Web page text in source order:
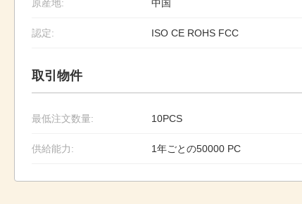
原産地: 中国
認定: ISO CE ROHS FCC
取引物件
最低注文数量: 10PCS
供給能力: 1年ごとの50000 PC